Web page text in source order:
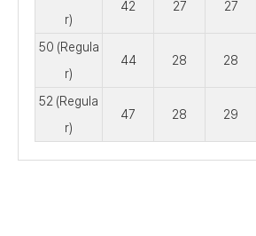
r)
42 27 27
50 (Regula
r)
44 28 28
52 (Regula
r)
47 28 29